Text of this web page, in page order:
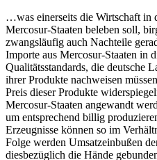
…was einerseits die Wirtschaft in
Mercosur-Staaten beleben soll,
zwangsläufig auch Nachteile
Importe aus Mercosur-Staaten in
Qualitätsstandards, die deutsche
ihrer Produkte nachweisen
Preis dieser Produkte
Mercosur-Staaten angewandt
um entsprechend billig
Erzeugnisse können so im
Folge werden Umsatzeinbußen
diesbezüglich die Hände